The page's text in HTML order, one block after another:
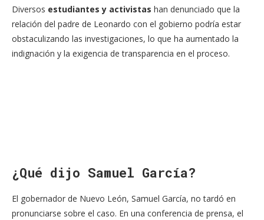
Diversos estudiantes y activistas han denunciado que la
relación del padre de Leonardo con el gobierno podría estar
obstaculizando las investigaciones, lo que ha aumentado la
indignación y la exigencia de transparencia en el proceso.
¿Qué dijo Samuel García?
El gobernador de Nuevo León, Samuel García, no tardó en
pronunciarse sobre el caso. En una conferencia de prensa, el